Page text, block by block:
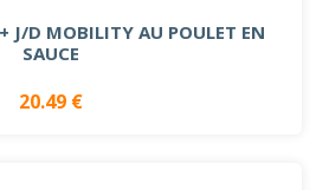
J/D MOBILITY AU POULET EN
SAUCE
20.49 €